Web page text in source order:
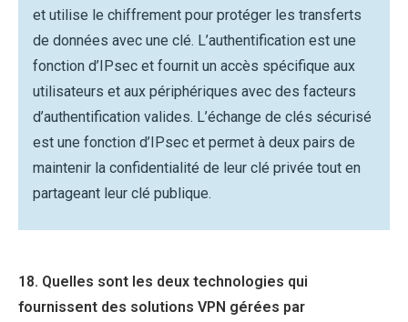
et utilise le chiffrement pour protéger les transferts
de données avec une clé. L’authentification est une
fonction d’IPsec et fournit un accès spécifique aux
utilisateurs et aux périphériques avec des facteurs
d’authentification valides. L’échange de clés sécurisé
est une fonction d’IPsec et permet à deux pairs de
maintenir la confidentialité de leur clé privée tout en
partageant leur clé publique.
18. Quelles sont les deux technologies qui
fournissent des solutions VPN gérées par